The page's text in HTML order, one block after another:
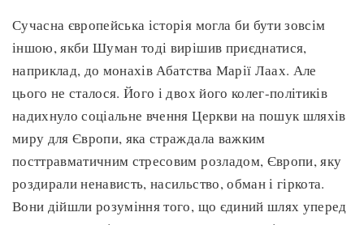
Сучасна європейська історія могла би бути зовсім
іншою, якби Шуман тоді вирішив приєднатися,
наприклад, до монахів Абатства Марії Лаах. Але
цього не сталося. Його і двох його колег-політиків
надихнуло соціальне вчення Церкви на пошук шляхів
миру для Європи, яка страждала важким
посттравматичним стресовим розладом, Європи, яку
роздирали ненависть, насильство, обман і гіркота.
Вони дійшли розуміння того, що єдиний шлях уперед